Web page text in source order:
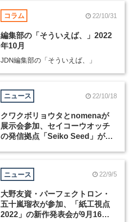
コラム 22/10/31
編集部の「そういえば、」2022
年10月
JDN編集部の「そういえば、」
ニュース 22/10/18
クワクボリョウタとnomenaが
展示会参加、セイコーウオッチ
の発信拠点「Seiko Seed」が10
ニュース 22/9/5
大野友資・パーフェクトロン・
五十嵐瑠衣が参加、「紙工視点
2022」の新作発表会が9月16日